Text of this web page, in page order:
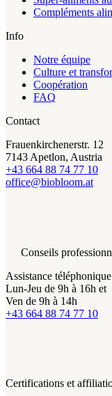
Compléments
Info
Notre équipe
Culture et
Coopération
FAQ
Contact
Frauenkirchenerstr. 12
7143 Apetlon, Austria
+43 664 88 74 77 10
office@biobloom.at
Conseils
Assistance
Lun-Jeu de 9h à 16h et
Ven de 9h à 14h
+43 664 88 74 77 10
Certifications et